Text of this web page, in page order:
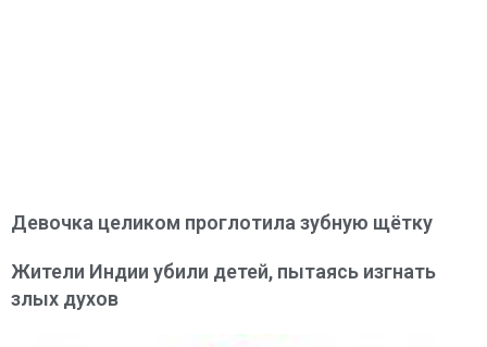
Девочка целиком проглотила зубную щётку
Жители Индии убили детей, пытаясь изгнать
злых духов